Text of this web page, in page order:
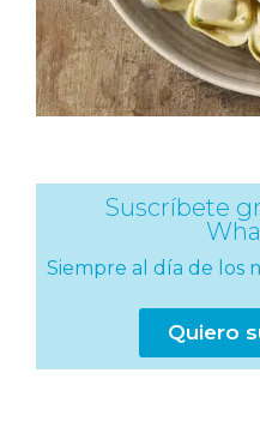
Suscríbete
Siempre al día de los
Quiero